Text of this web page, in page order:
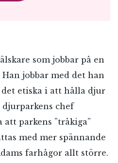
som jobbar på en
jobbar med det han
etiska i att hålla djur
djurparkens chef
parkens ”tråkiga”
med mer spännande
farhågor allt större.